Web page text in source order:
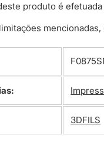
produto é
3DFILS